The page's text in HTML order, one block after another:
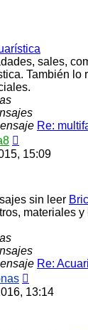
sales,
También lo
Re:
último
mensaje
15:09
materiales
Re:
último
13:14